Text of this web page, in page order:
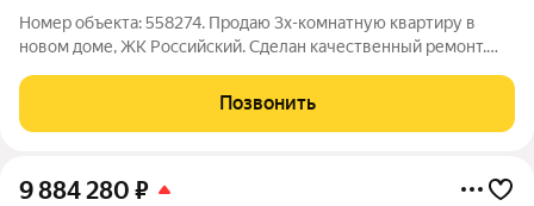
Номер объекта: 558274. Продаю 3х-комнатную квартиру в
новом доме, ЖК Российский. Сделан качественный ремонт.
прописан. Частично остается мебель и техника. Панорамное
остекление. Индивидуальное
Позвонить
9 884 280 ₽